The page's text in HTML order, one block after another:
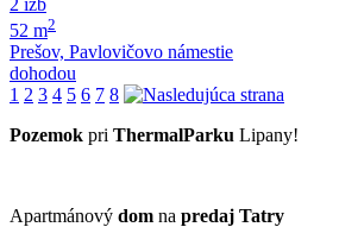
52 m2
Prešov, Pavlovičovo námestie
dohodou
1 2 3 4 5 6 7 8
Pozemok pri ThermalParku Lipany!
Apartmánový dom na predaj Tatry